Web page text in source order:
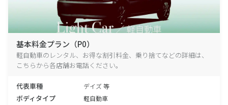
基本料金プラン（P0）
軽自動車のレンタル、お得な割引料金、乗り捨てなどの詳細は、
こちらから各店舗お電話ください。
代表車種 デイズ 等
ボディタイプ 軽自動車